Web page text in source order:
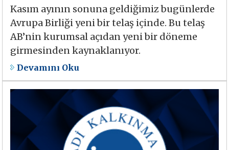
Kasım ayının sonuna geldiğimiz bugünlerde
Avrupa Birliği yeni bir telaş içinde. Bu telaş
AB’nin kurumsal açıdan yeni bir döneme
girmesinden kaynaklanıyor.
Devamını Oku